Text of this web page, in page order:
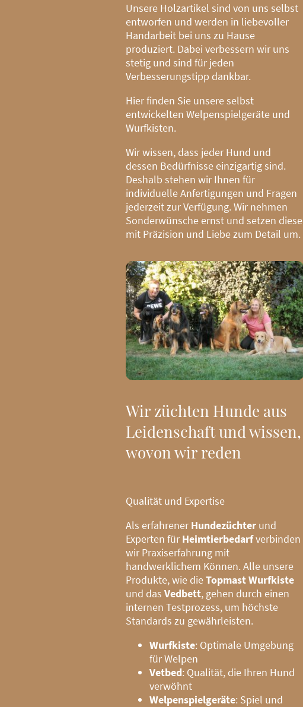
Unsere Holzartikel sind von uns selbst
entworfen und werden in liebevoller
Handarbeit bei uns zu Hause
produziert. Dabei verbessern wir uns
stetig und sind für jeden
Verbesserungstipp dankbar.
Hier finden Sie unsere selbst
entwickelten Welpenspielgeräte und
Wurfkisten.
Wir wissen, dass jeder Hund und
dessen Bedürfnisse einzigartig sind.
Deshalb stehen wir Ihnen für
individuelle Anfertigungen und Fragen
jederzeit zur Verfügung. Wir nehmen
Sonderwünsche ernst und setzen diese
mit Präzision und Liebe zum Detail um.
Wir züchten Hunde aus
Leidenschaft und wissen,
wovon wir reden
Qualität und Expertise
Als erfahrenerHundezüchter und
Experten fürHeimtierbedarfverbinden
wir Praxiserfahrung mit
handwerklichem Können. Alle unsere
Produkte, wie dieTopmast Wurfkiste
und das Vedbett, gehen durch einen
internen Testprozess, um höchste
Standards zu gewährleisten.
Wurfkiste: Optimale Umgebung
für Welpen
Vetbed: Qualität, die Ihren Hund
verwöhnt
Welpenspielgeräte: Spiel und